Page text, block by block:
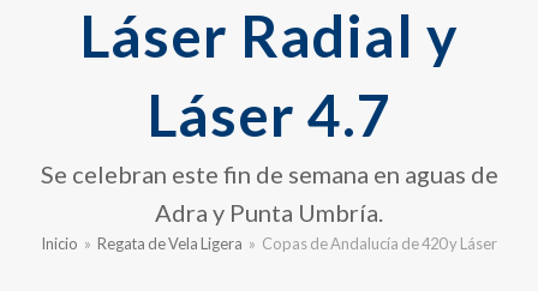
Láser Radial y
Láser 4.7
Se celebran este fin de semana en aguas de
Adra y Punta Umbría.
Inicio » Regata de Vela Ligera » Copas de Andalucía de 420 y Láser